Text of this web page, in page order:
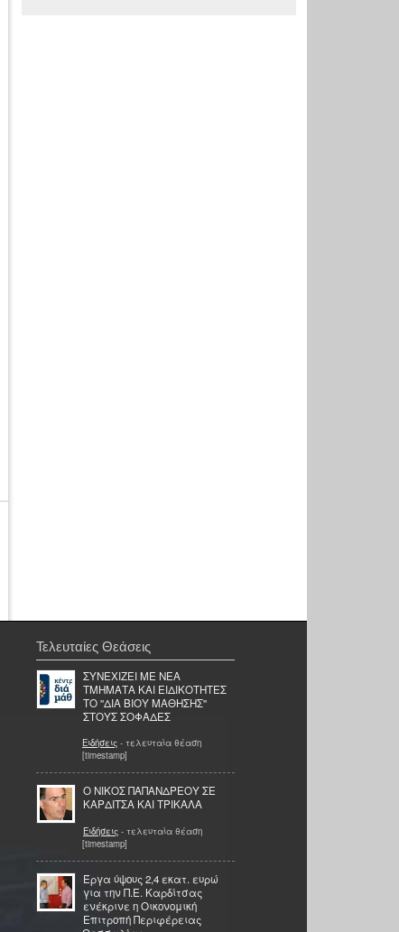
Τελευταίες Θεάσεις
ΣΥΝΕΧΙΖΕΙ ΜΕ ΝΕΑ
ΤΜΗΜΑΤΑ ΚΑΙ ΕΙΔΙΚΟΤΗΤΕΣ
ΤΟ ''ΔΙΑ ΒΙΟΥ ΜΑΘΗΣΗΣ''
ΣΤΟΥΣ ΣΟΦΑΔΕΣ
Ειδήσεις - τελευταία θέαση
[timestamp]
Ο ΝΙΚΟΣ ΠΑΠΑΝΔΡΕΟΥ ΣΕ
ΚΑΡΔΙΤΣΑ ΚΑΙ ΤΡΙΚΑΛΑ
Ειδήσεις - τελευταία θέαση
[timestamp]
Έργα ύψους 2,4 εκατ. ευρώ
για την Π.Ε. Καρδίτσας
ενέκρινε η Οικονομική
Επιτροπή Περιφέρειας